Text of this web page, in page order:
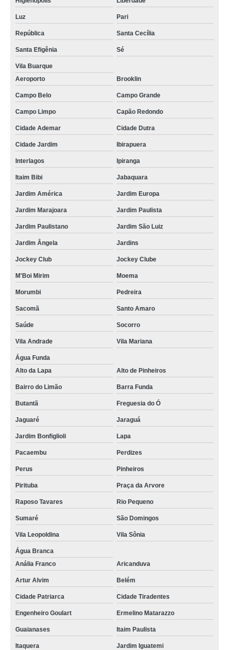
Luz Pari
República Santa Cecília
Santa Efigênia Sé
Vila Buarque
Aeroporto
Brooklin
Campo Belo Campo Grande
Campo Limpo Capão Redondo
Cidade Ademar Cidade Dutra
Cidade Jardim Ibirapuera
Interlagos Ipiranga
Itaim Bibi Jabaquara
Jardim América Jardim Europa
Jardim Marajoara Jardim Paulista
Jardim Paulistano Jardim São Luiz
Jardim Ângela Jardins
Jockey Club Jockey Clube
M'Boi Mirim Moema
Morumbi Pedreira
Sacomã Santo Amaro
Saúde Socorro
Vila Andrade Vila Mariana
Água Funda
Alto da Lapa
Alto de Pinheiros
Bairro do Limão Barra Funda
Butantã Freguesia do Ó
Jaguaré Jaraguá
Jardim Bonfiglioli Lapa
Pacaembu Perdizes
Perus Pinheiros
Pirituba Praça da Arvore
Raposo Tavares Rio Pequeno
Sumaré São Domingos
Vila Leopoldina Vila Sônia
Água Branca
Anália Franco
Aricanduva
Artur Alvim Belém
Cidade Patriarca Cidade Tiradentes
Engenheiro Goulart Ermelino Matarazzo
Guaianases Itaim Paulista
Itaquera Jardim Iguatemi